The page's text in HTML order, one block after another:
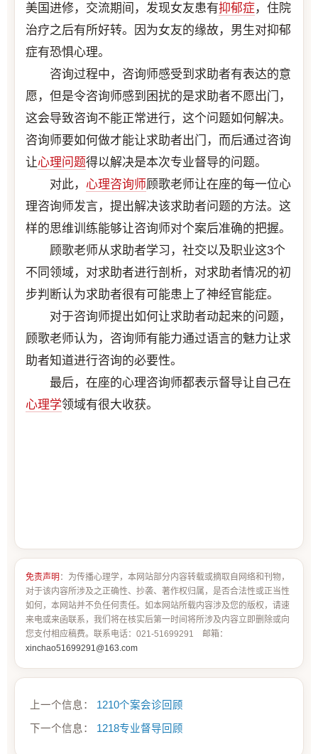
美国进修，交流期间，发现女友患有抑郁症，住院
治疗之后有所好转。因为女友的缘故，男生对抑郁
症有恐惧心理。
咨询过程中，咨询师感受到求助者有表达的意
愿，但是令咨询师感到困扰的是求助者不愿出门，
这会导致咨询不能正常进行，这个问题如何解决。
咨询师要如何做才能让求助者出门，而后通过咨询
让心理问题得以解决是本次专业督导的问题。
对此， 心理咨询师顾歌老师让在座的每一位心
理咨询师发言，提出解决该求助者问题的方法。这
样的思维训练能够让咨询师对个案后准确的把握。
顾歌老师从求助者学习，社交以及职业这3个
不同领域，对求助者进行剖析，对求助者情况的初
步判断认为求助者很有可能患上了神经官能症。
对于咨询师提出如何让求助者动起来的问题，
顾歌老师认为，咨询师有能力通过语言的魅力让求
助者知道进行咨询的必要性。
最后，在座的心理咨询师都表示督导让自己在
心理学领域有很大收获。
免责声明 ：为传播心理学，本网站部分内容转载或摘取自网络和刊物，
对于该内容所涉及之正确性、抄袭、著作权归属，是否合法性或正当性
如何，本网站并不负任何责任。如本网站所载内容涉及您的版权，请速
来电或来函联系，我们将在核实后第一时间将所涉及内容立即删除或向
您支付相应稿费。联系电话：021-51699291 邮箱：
xinchao51699291@163.com
上一个信息： 1210个案会诊回顾
下一个信息： 1218专业督导回顾